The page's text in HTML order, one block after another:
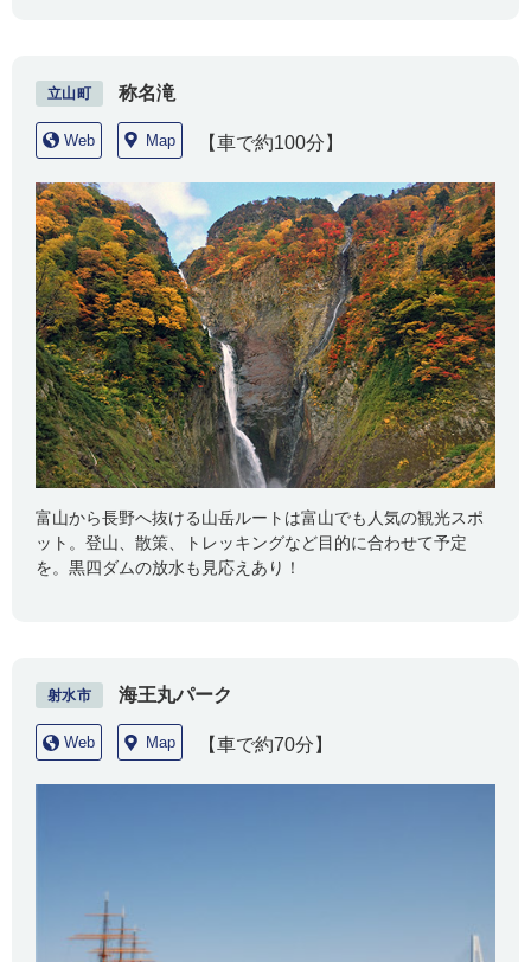
立山町 称名滝
Web Map 【車で約100分】
富山から長野へ抜ける山岳ルートは富山でも人気の観光スポ
ット。登山、散策、トレッキングなど目的に合わせて予定
を。黒四ダムの放水も見応えあり！
射水市 海王丸パーク
Web Map 【車で約70分】